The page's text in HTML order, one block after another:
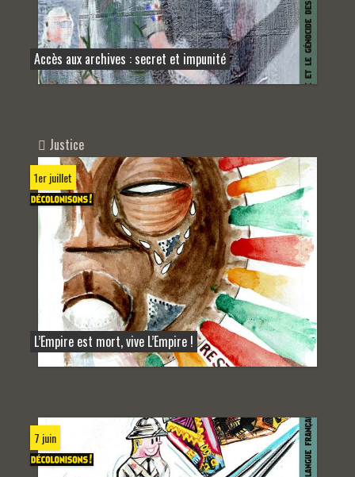
Accès aux archives : secret et impunité
Justice
1er juillet
L’Empire est mort, vive L’Empire !
7 juin